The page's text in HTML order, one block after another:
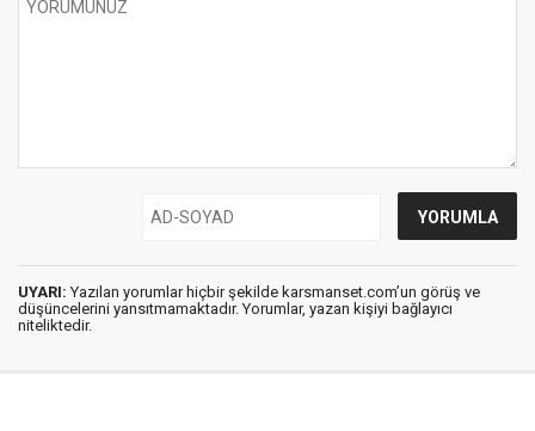
UYARI: Yazılan yorumlar hiçbir şekilde karsmanset.com’un görüş ve
düşüncelerini yansıtmamaktadır. Yorumlar, yazan kişiyi bağlayıcı
niteliktedir.